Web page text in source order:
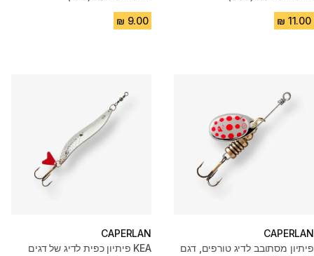
4.8 out of 5 stars from 303 reviews
4.7 out of 5 stars from 179 reviews
CAPERLAN
פיתיון מסתובב לדיג טורפים, דגם
CAPERLAN
KEA פיתיון כפית לדיג של דגים